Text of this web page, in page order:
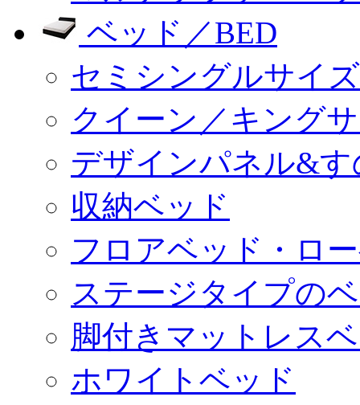
ベッド／BED
セミシングルサイ
クイーン／キング
デザインパネル&
収納ベッド
フロアベッド・ロ
ステージタイプの
脚付きマットレス
ホワイトベッド